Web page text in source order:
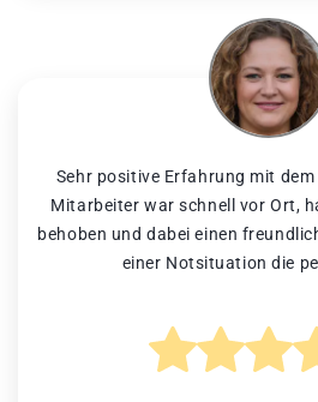
Sehr positive Erfahrung mit
Mitarbeiter war schnell vor Ort,
behoben und dabei einen
einer Notsituation die